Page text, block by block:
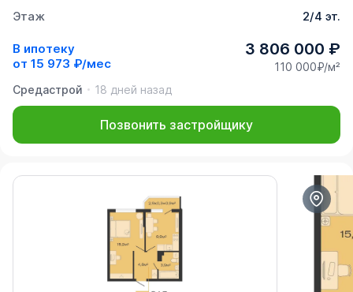
Этаж
2/4 эт.
В ипотеку
от 15 973 ₽/мес
3 806 000 ₽
110 000₽/м²
Средастрой
18 дней назад
Позвонить застройщику